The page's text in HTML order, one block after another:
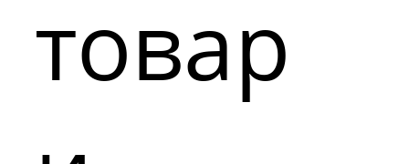
товар